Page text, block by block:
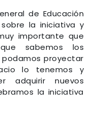
de Educación
la iniciativa y
importante que
sabemos los
proyectar
lo tenemos y
adquirir nuevos
la iniciativa